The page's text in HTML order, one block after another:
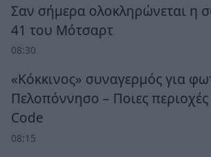
Σαν σήμερα ολοκληρώνεται η
41 του Μότσαρτ
08:30
«Κόκκινος» συναγερμός για
Πελοπόννησο – Ποιες περιοχές
Code
08:15